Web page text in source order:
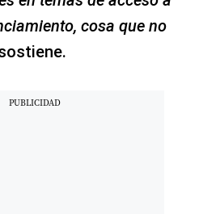
cosa que no